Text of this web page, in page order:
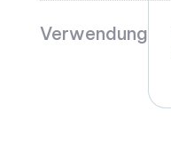
Verwendung